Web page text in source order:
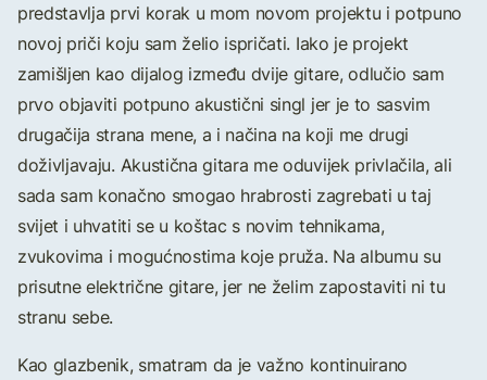
predstavlja prvi korak u mom novom projektu i potpuno
novoj priči koju sam želio ispričati. Iako je projekt
zamišljen kao dijalog između dvije gitare, odlučio sam
prvo objaviti potpuno akustični singl jer je to sasvim
drugačija strana mene, a i načina na koji me drugi
doživljavaju. Akustična gitara me oduvijek privlačila, ali
sada sam konačno smogao hrabrosti zagrebati u taj
svijet i uhvatiti se u koštac s novim tehnikama,
zvukovima i mogućnostima koje pruža. Na albumu su
prisutne električne gitare, jer ne želim zapostaviti ni tu
stranu sebe.
Kao glazbenik, smatram da je važno kontinuirano